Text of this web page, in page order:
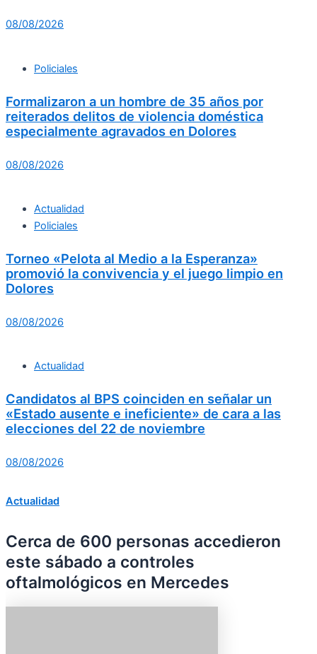
08/08/2026
Policiales
Formalizaron a un hombre de 35 años por
reiterados delitos de violencia doméstica
especialmente agravados en Dolores
08/08/2026
Actualidad
Policiales
Torneo «Pelota al Medio a la Esperanza»
promovió la convivencia y el juego limpio en
Dolores
08/08/2026
Actualidad
Candidatos al BPS coinciden en señalar un
«Estado ausente e ineficiente» de cara a las
elecciones del 22 de noviembre
08/08/2026
Actualidad
Cerca de 600 personas accedieron
este sábado a controles
oftalmológicos en Mercedes